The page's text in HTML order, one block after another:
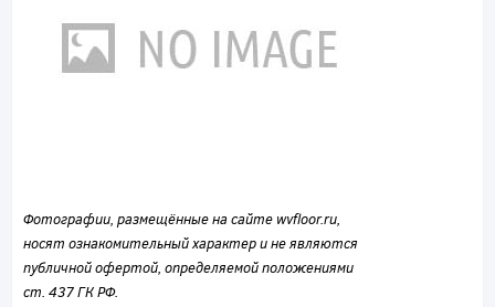
Фотографии, размещённые на сайте wvfloor.ru,
носят ознакомительный характер и не являются
публичной офертой, определяемой положениями
ст. 437 ГК РФ.